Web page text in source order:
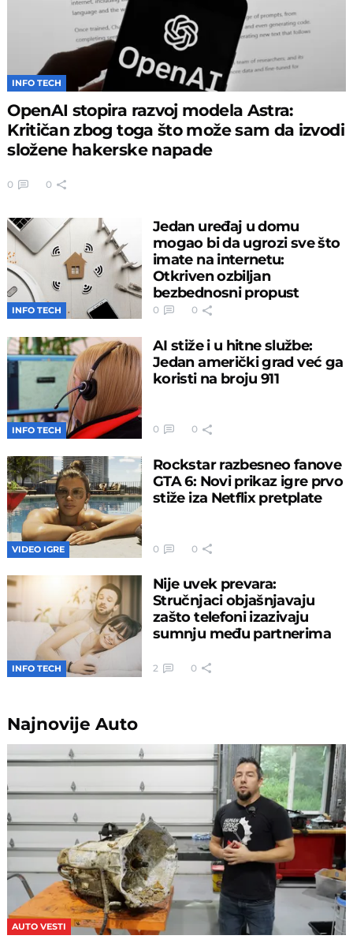
INFO TECH
OpenAI stopira razvoj modela Astra:
Kritičan zbog toga što može sam da izvodi
složene hakerske napade
0 0
INFO TECH
Jedan uređaj u domu
mogao bi da ugrozi sve što
imate na internetu:
Otkriven ozbiljan
bezbednosni propust
0 0
INFO TECH
AI stiže i u hitne službe:
Jedan američki grad već ga
koristi na broju 911
0 0
VIDEO IGRE
Rockstar razbesneo fanove
GTA 6: Novi prikaz igre prvo
stiže iza Netflix pretplate
0 0
INFO TECH
Nije uvek prevara:
Stručnjaci objašnjavaju
zašto telefoni izazivaju
sumnju među partnerima
2 0
NajnovijeAuto
AUTO VESTI